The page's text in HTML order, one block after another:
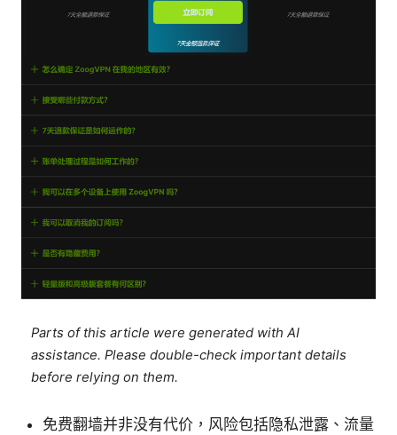
Parts of this article were generated with AI
assistance. Please double-check important details
before relying on them.
免费翻墙并非没有代价，风险包括隐私泄露、流量